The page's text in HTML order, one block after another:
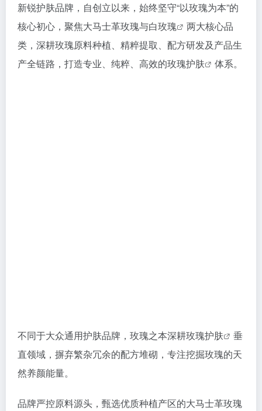
新锐护肤品牌，自创立以来，始终坚守“以玫瑰为本”的
核心初心，聚焦大马士革玫瑰与白玫瑰
两大核心品
类，深耕玫瑰原料种植、精粹提取、配方研发及产品生
产全链路，打造专业、纯粹、高效的玫瑰护肤 体系。
不同于大众通用护肤品牌，玫瑰之本深耕玫瑰护肤
垂
直领域，摒弃繁杂冗余的配方堆砌，专注挖掘玫瑰的天
然养颜能量。
品牌严控原料源头，甄选优质种植产区的大马士革玫瑰